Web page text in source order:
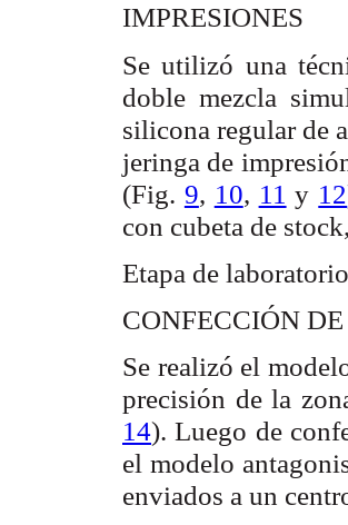
IMPRESIONES
Se utilizó una
doble mezcla
silicona regular de
jeringa de
(Fig. 9, 10, 11 y 12
con cubeta de
Etapa de laboratorio
CONFECCIÓN
Se realizó el
precisión de la
14). Luego de
el modelo
enviados a un